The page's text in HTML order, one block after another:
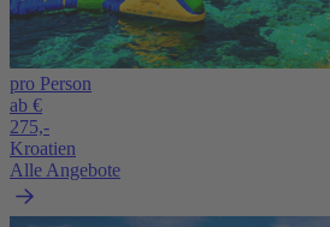
pro Person
ab €
275,-
Kroatien
Alle Angebote